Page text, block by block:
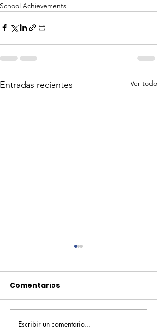
School Achievements
Entradas recientes Ver todo
Pequeños escritores,
Comentarios
Escribir un comentario...